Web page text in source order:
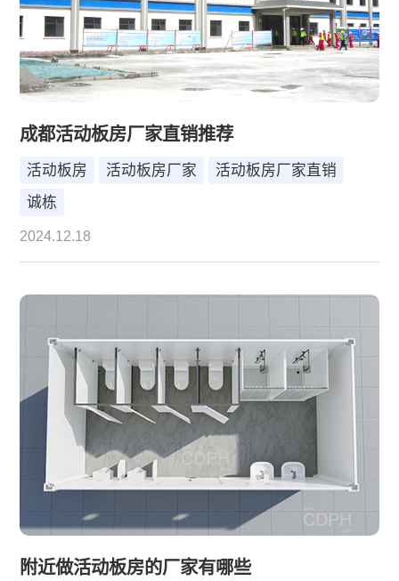
成都活动板房厂家直销推荐
活动板房 活动板房厂家
活动板房厂家直销
诚栋
2024.12.18
附近做活动板房的厂家有哪些